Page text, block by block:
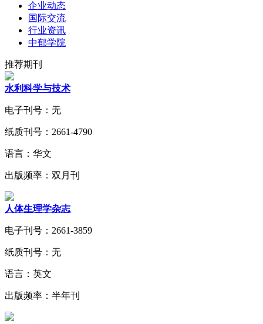
企业动态
国际交流
行业资讯
中郁学院
推荐期刊
水利科学与技术
电子刊号：无
纸质刊号：2661-4790
语言：华文
出版频率：双月刊
人体生理学杂志
电子刊号：2661-3859
纸质刊号：无
语言：英文
出版频率：半年刊